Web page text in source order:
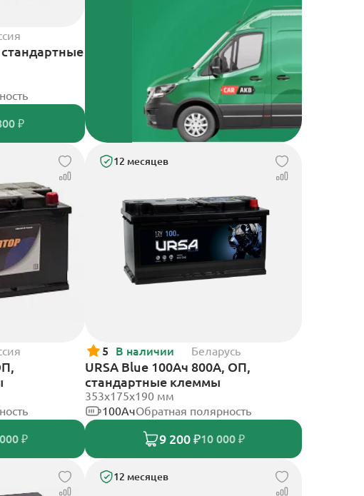
₽
₽
12 месяцев
5 В наличии Беларусь
URSA Blue 100Ач 800А, ОП,
стандартные клеммы
353х175х190 мм
100АчОбратная полярность
9 200 ₽10 000 ₽
12 месяцев